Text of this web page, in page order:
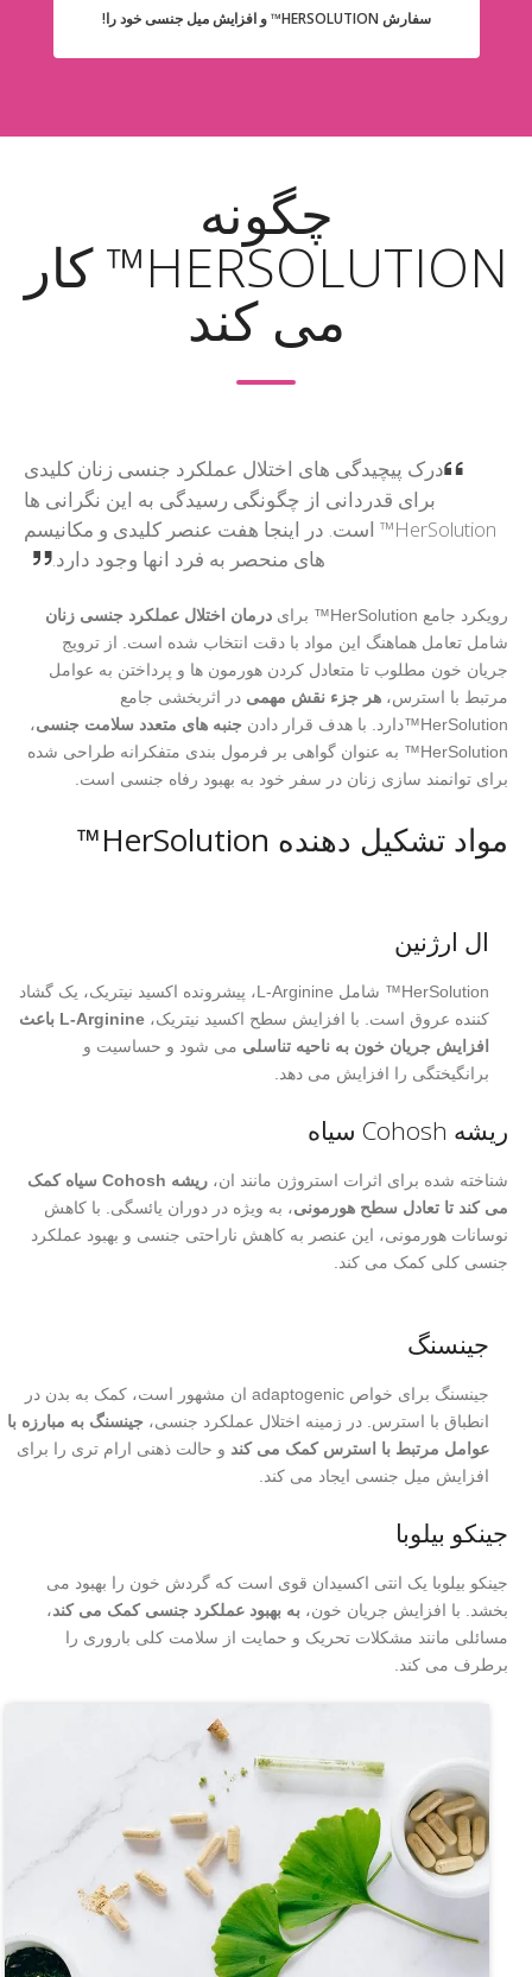
سفارش HERSOLUTION™ و افزایش میل جنسی خود را!
چگونه
HERSOLUTION™ کار
می کند
درک پیچیدگی های اختلال عملکرد جنسی زنان کلیدی
برای قدردانی از چگونگی رسیدگی به این نگرانی ها
HerSolution™ است. در اینجا هفت عنصر کلیدی و مکانیسم
های منحصر به فرد انها وجود دارد.
رویکرد جامع HerSolution™ برای
درمان اختلال عملکرد جنسی زنان
شامل تعامل هماهنگ این مواد با دقت انتخاب شده است. از ترویج
جریان خون مطلوب تا متعادل کردن هورمون ها و پرداختن به عوامل
مرتبط با استرس، هر جزء نقش مهمی در اثربخشی جامع
HerSolution™دارد. با هدف قرار دادن
جنبه های متعدد سلامت جنسی،
HerSolution™ به عنوان گواهی بر فرمول بندی متفکرانه طراحی شده
برای توانمند سازی زنان در سفر خود به بهبود رفاه جنسی است.
مواد تشکیل دهنده HerSolution™
ال ارژنین
HerSolution™ شامل L-Arginine، پیشرونده اکسید نیتریک، یک گشاد
کننده عروق است. با افزایش سطح اکسید نیتریک،
L-Arginine باعث
افزایش جریان خون به ناحیه تناسلی می شود و حساسیت و
برانگیختگی را افزایش می دهد.
ریشه Cohosh سیاه
شناخته شده برای اثرات استروژن مانند ان،
ریشه Cohosh سیاه کمک
می کند تا تعادل سطح هورمونی، به ویژه در دوران یائسگی. با کاهش
نوسانات هورمونی، این عنصر به کاهش ناراحتی جنسی و بهبود عملکرد
جنسی کلی کمک می کند.
جینسنگ
جینسنگ برای خواص adaptogenic ان مشهور است، کمک به بدن در
انطباق با استرس. در زمینه اختلال عملکرد جنسی، جینسنگ به مبارزه با
عوامل مرتبط با استرس کمک می کند و حالت ذهنی ارام تری را برای
افزایش میل جنسی ایجاد می کند.
جینکو بیلوبا
جینکو بیلوبا یک انتی اکسیدان قوی است که گردش خون را بهبود می
بخشد. با افزایش جریان خون، به بهبود عملکرد جنسی کمک می کند،
مسائلی مانند مشکلات تحریک و حمایت از سلامت کلی باروری را
برطرف می کند.